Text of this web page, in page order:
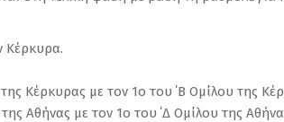
Κέρκυρα.
Κέρκυρας με τον 1ο του ΄Β Ομίλου της
Αθήνας με τον 1ο του ΄Δ Ομίλου της